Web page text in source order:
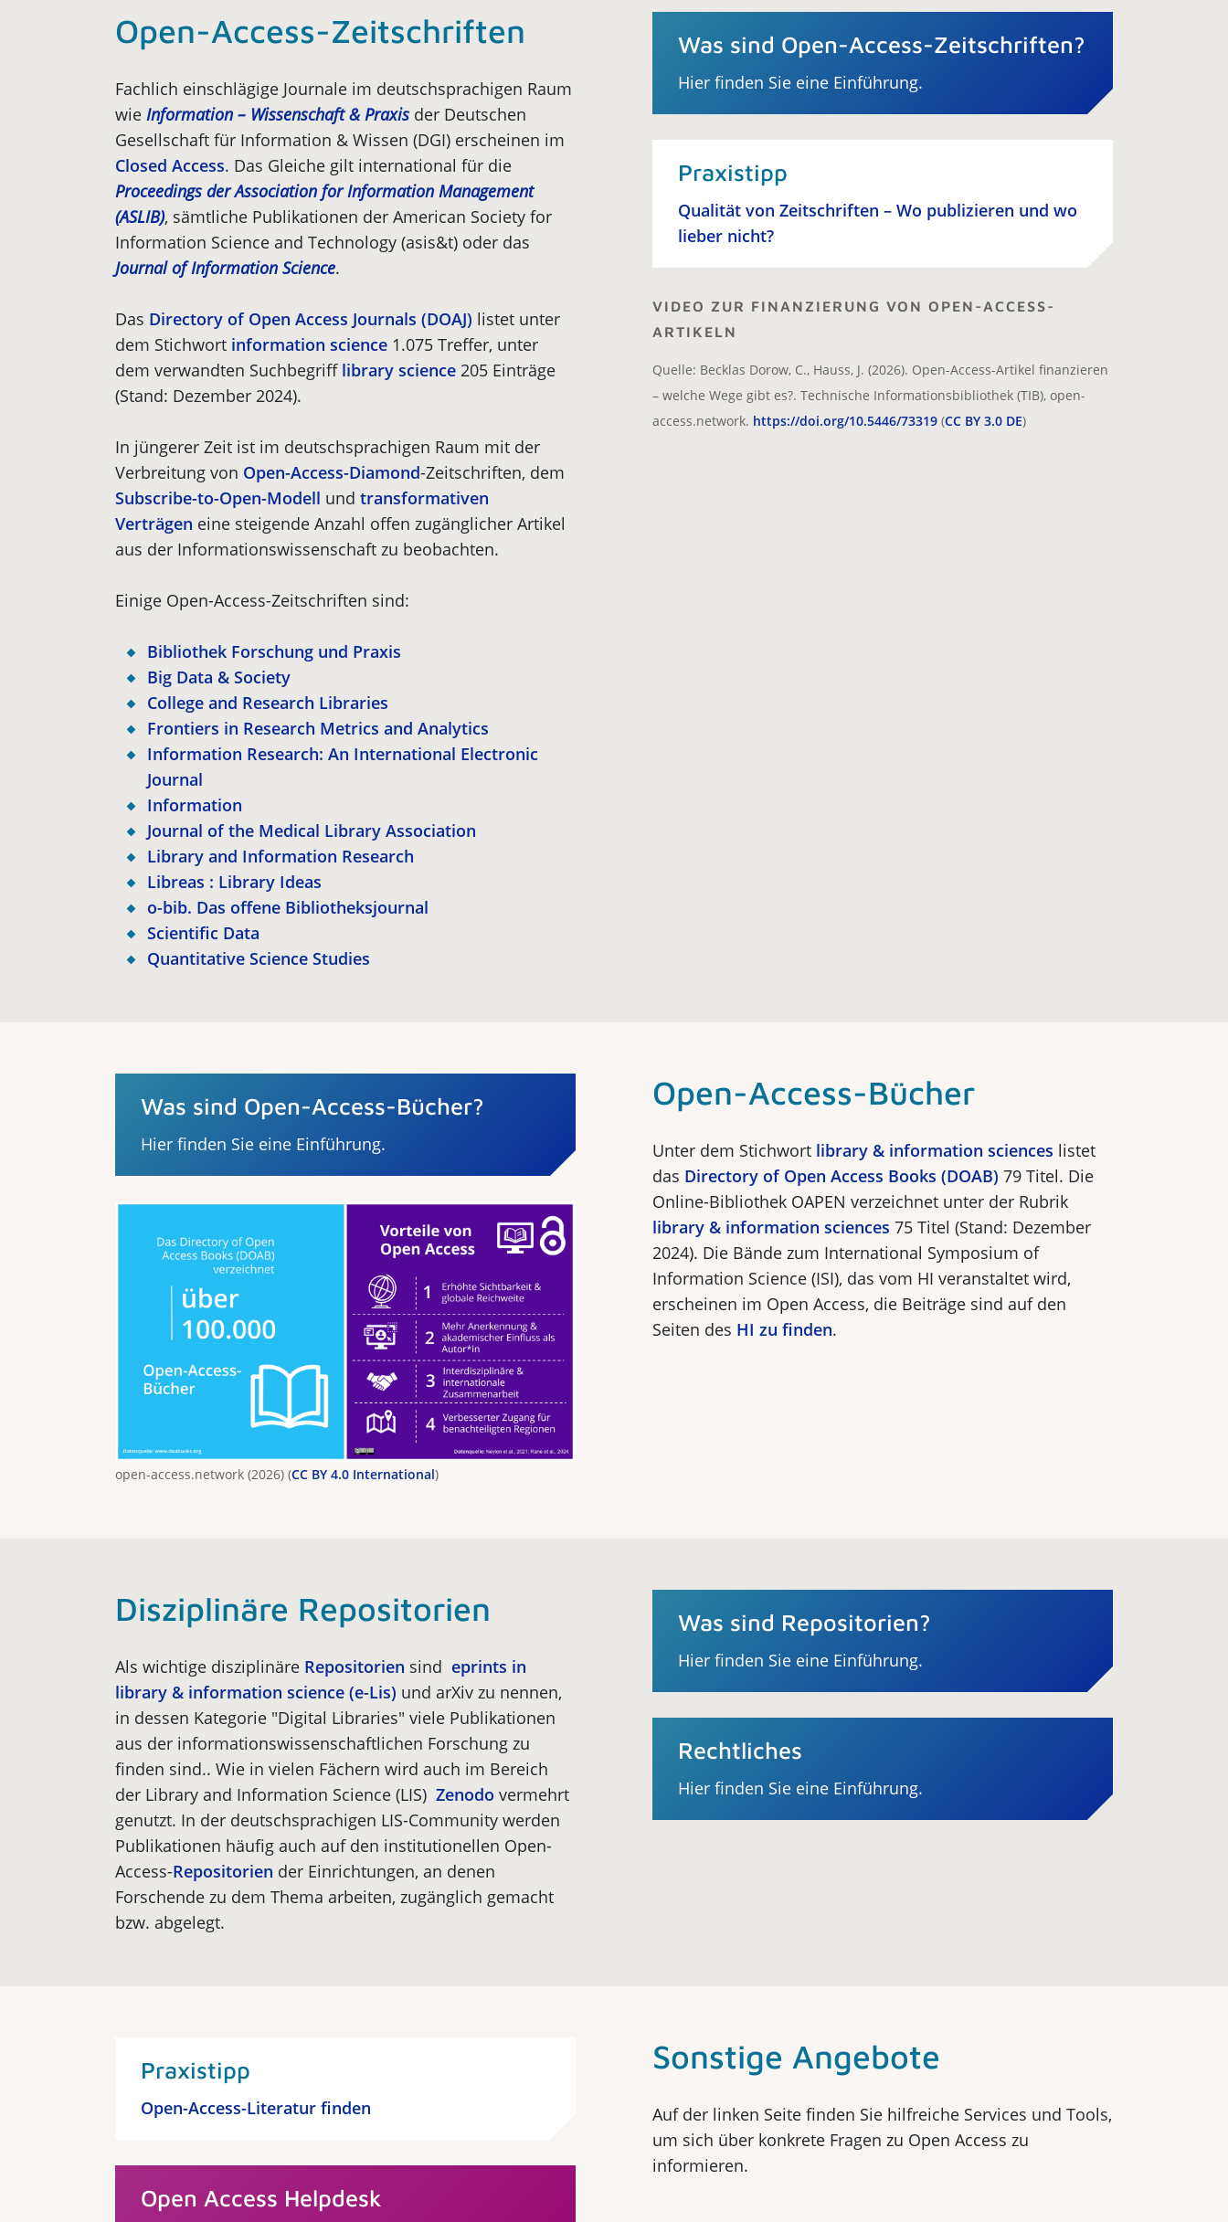
Open-Access-Zeitschriften
Fachlich einschlägige Journale im deutschsprachigen Raum
wie Information – Wissenschaft & Praxis der Deutschen
Gesellschaft für Information & Wissen (DGI) erscheinen im
Closed Access. Das Gleiche gilt international für die
Proceedings der Association for Information Management
(ASLIB), sämtliche Publikationen der American Society for
Information Science and Technology (asis&t) oder das
Journal of Information Science.
Das Directory of Open Access Journals (DOAJ) listet unter
dem Stichwort information science 1.075 Treffer, unter
dem verwandten Suchbegriff library science 205 Einträge
(Stand: Dezember 2024).
In jüngerer Zeit ist im deutschsprachigen Raum mit der
Verbreitung von Open-Access-Diamond-Zeitschriften, dem
Subscribe-to-Open-Modell und transformativen
Verträgen eine steigende Anzahl offen zugänglicher Artikel
aus der Informationswissenschaft zu beobachten.
Einige Open-Access-Zeitschriften sind:
Bibliothek Forschung und Praxis
Big Data & Society
College and Research Libraries
Frontiers in Research Metrics and Analytics
Information Research: An International Electronic
Journal
Information
Journal of the Medical Library Association
Library and Information Research
Libreas : Library Ideas
o-bib. Das offene Bibliotheksjournal
Scientific Data
Quantitative Science Studies
Was sind Open-Access-Zeitschriften?
Hier finden Sie eine Einführung.
Praxistipp
Qualität von Zeitschriften – Wo publizieren und wo
lieber nicht?
VIDEO ZUR FINANZIERUNG VON OPEN-ACCESS-
ARTIKELN
Quelle: Becklas Dorow, C., Hauss, J. (2026). Open-Access-Artikel finanzieren
– welche Wege gibt es?. Technische Informationsbibliothek (TIB), open-
access.network. https://doi.org/10.5446/73319 (CC BY 3.0 DE)
Was sind Open-Access-Bücher?
Hier finden Sie eine Einführung.
open-access.network (2026) (CC BY 4.0 International)
Open-Access-Bücher
Unter dem Stichwort library & information sciences listet
das Directory of Open Access Books (DOAB) 79 Titel. Die
Online-Bibliothek OAPEN verzeichnet unter der Rubrik
library & information sciences 75 Titel (Stand: Dezember
2024). Die Bände zum In­ternational Symposium of
Information Science (ISI), das vom HI veranstaltet wird,
erscheinen im Open Access, die Beiträge sind auf den
Seiten des HI zu finden.
Disziplinäre Repositorien
Als wichtige disziplinäre Repositorien sind eprints in
library & information science (e-Lis) und arXiv zu nennen,
in dessen Kategorie "Digital Libraries" viele Publikationen
aus der informationswissenschaftlichen Forschung zu
finden sind.. Wie in vielen Fächern wird auch im Bereich
der Library and Information Science (LIS) Zenodo vermehrt
genutzt. In der deutschsprachigen LIS-Community werden
Publikationen häufig auch auf den institutionellen Open-
Access-Repositorien der Einrichtungen, an denen
Forschende zu dem Thema arbeiten, zugänglich gemacht
bzw. abgelegt.
Was sind Repositorien?
Hier finden Sie eine Einführung.
Rechtliches
Hier finden Sie eine Einführung.
Praxistipp
Open-Access-Literatur finden
Open Access Helpdesk
Sonstige Angebote
Auf der linken Seite finden Sie hilfreiche Services und Tools,
um sich über konkrete Fragen zu Open Access zu
informieren.